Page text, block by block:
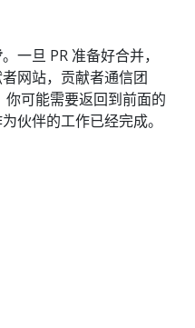
。一旦 PR 准备好合并，
网站，贡献者通信团
可能需要返回到前面的
伙伴的工作已经完成。